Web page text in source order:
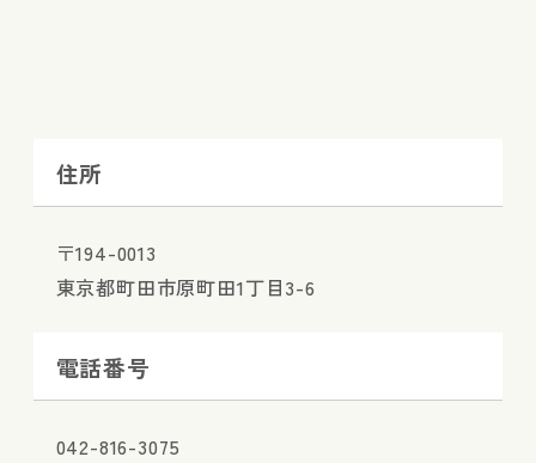
住所
〒194-0013
東京都町田市原町田1丁目3-6
電話番号
042-816-3075